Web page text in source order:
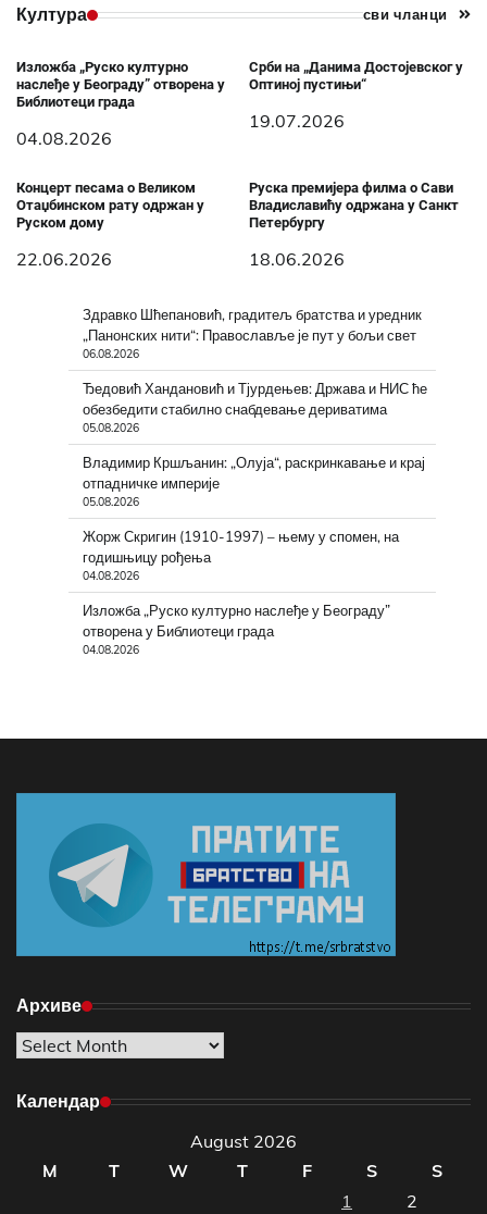
Култура сви чланци
Изложба „Руско културно
наслеђе у Београду” отворена у
Библиотеци града
04.08.2026
Срби на „Данима Достојевског у
Оптиној пустињи“
19.07.2026
Концерт песама о Великом
Отаџбинском рату одржан у
Руском дому
22.06.2026
Руска премијера филма о Сави
Владиславићу одржана у Санкт
Петербургу
18.06.2026
Здравко Шћепановић, градитељ братства и уредник
„Панонских нити“: Православље је пут у бољи свет
06.08.2026
Ђедовић Хандановић и Тјурдењев: Држава и НИС ће
обезбедити стабилно снабдевање дериватима
05.08.2026
Владимир Кршљанин: „Олуја“, раскринкавање и крај
отпадничке империје
05.08.2026
Жорж Скригин (1910-1997) – њему у спомен, на
годишњицу рођења
04.08.2026
Изложба „Руско културно наслеђе у Београду”
отворена у Библиотеци града
04.08.2026
Архиве
Архиве
Календар
August 2026
M
T W T F S
S
1
2